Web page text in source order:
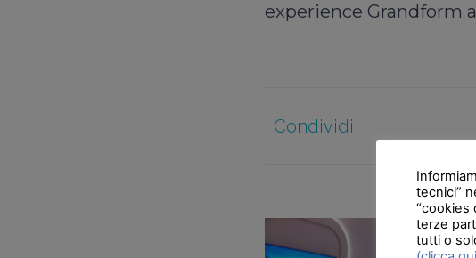
experience Grandform
Condividi
tecnici”
“cookies
terze
tutti o